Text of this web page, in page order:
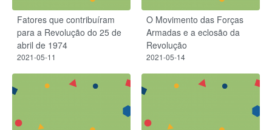
Fatores que contribuíram
para a Revolução do 25 de
abril de 1974
2021-05-11
O Movimento das Forças
Armadas e a eclosão da
Revolução
2021-05-14